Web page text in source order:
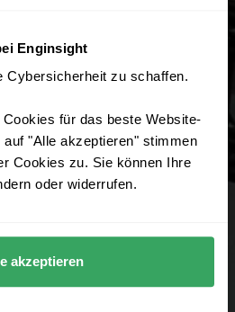
Enginsight
Cybersicherheit zu schaffen.
für das beste Website-
"Alle akzeptieren" stimmen
Cookies zu. Sie können Ihre
oder widerrufen.
akzeptieren